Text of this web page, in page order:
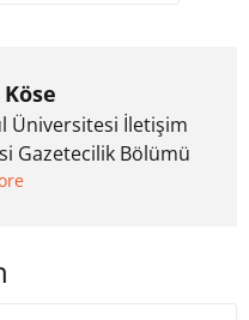
Üniversitesi İletişim
Gazetecilik Bölümü
6 yıl ana akım
Mayıs ayından